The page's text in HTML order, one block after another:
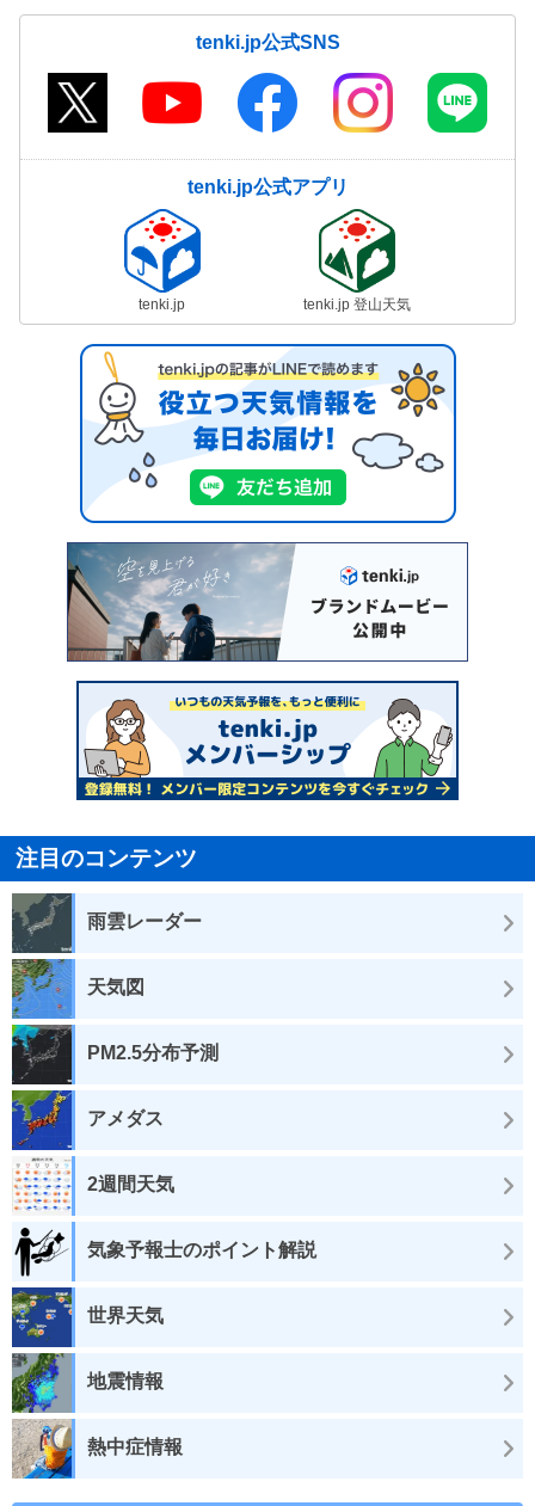
tenki.jp公式SNS
tenki.jp公式アプリ
tenki.jp tenki.jp 登山天気
注目のコンテンツ
雨雲レーダー
天気図
PM2.5分布予測
アメダス
2週間天気
気象予報士のポイント解説
世界天気
地震情報
熱中症情報